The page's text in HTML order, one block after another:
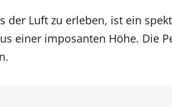
der Luft zu erleben, ist ein
einer imposanten Höhe. Die